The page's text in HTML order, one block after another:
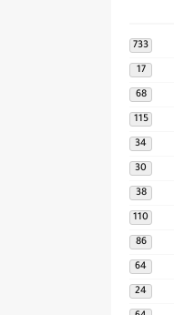
733
17
68
115
34
30
38
110
86
64
24